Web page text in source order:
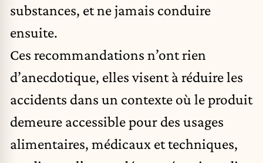
substances, et ne jamais conduire
ensuite.
Ces recommandations n’ont rien
d’anecdotique, elles visent à réduire les
accidents dans un contexte où le produit
demeure accessible pour des usages
alimentaires, médicaux et techniques,